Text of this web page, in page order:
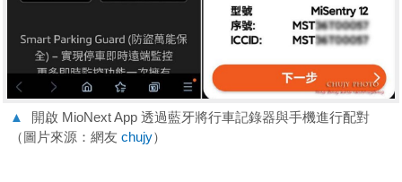
▲
開啟 MioNext App 透過藍牙將行車記錄器與手機進行配對
（圖片來源：網友 chujy）